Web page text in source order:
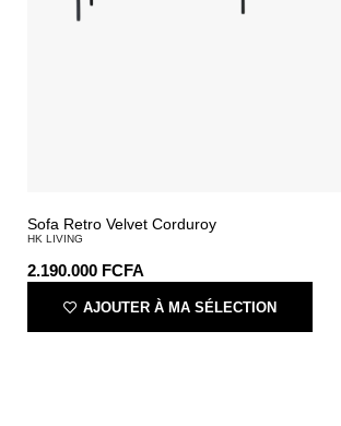
Sofa Retro Velvet Corduroy
HK LIVING
2.190.000 FCFA
AJOUTER À MA SÉLECTION